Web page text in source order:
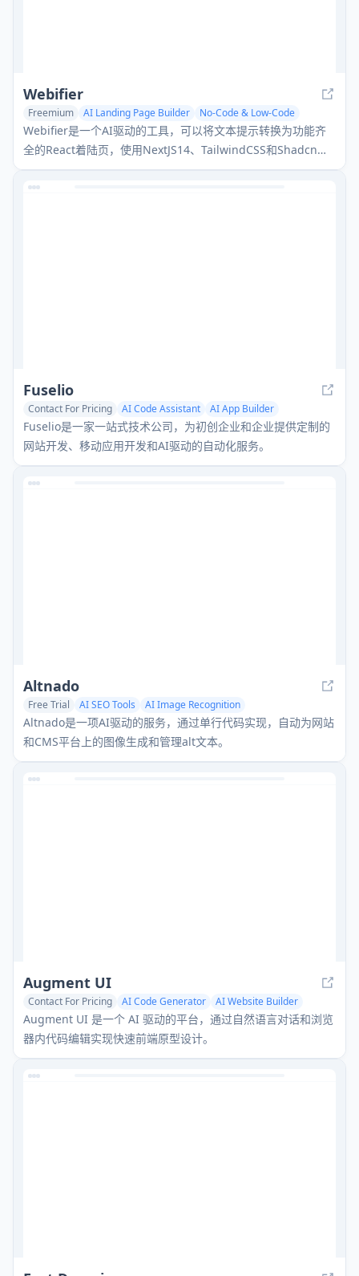
Webifier
Freemium AI Landing Page Builder
No-Code & Low-Code
AI Website Builder
Webifier是一个AI驱动的工具，可以将文本提示转换为功能齐
全的React着陆页，使用NextJS14、TailwindCSS和Shadcn组
件生成干净、可导出的代码。
Fuselio
Contact For Pricing AI Code Assistant
AI App Builder
AI Website Builder
Fuselio是一家一站式技术公司，为初创企业和企业提供定制的
网站开发、移动应用开发和AI驱动的自动化服务。
Altnado
Free Trial AI SEO Tools
AI Image Recognition
AI Website Builder
Altnado是一项AI驱动的服务，通过单行代码实现，自动为网站
和CMS平台上的图像生成和管理alt文本。
Augment UI
Contact For Pricing AI Code Generator
AI Website Builder
No-Code & Low-Code
Augment UI 是一个 AI 驱动的平台，通过自然语言对话和浏览
器内代码编辑实现快速前端原型设计。